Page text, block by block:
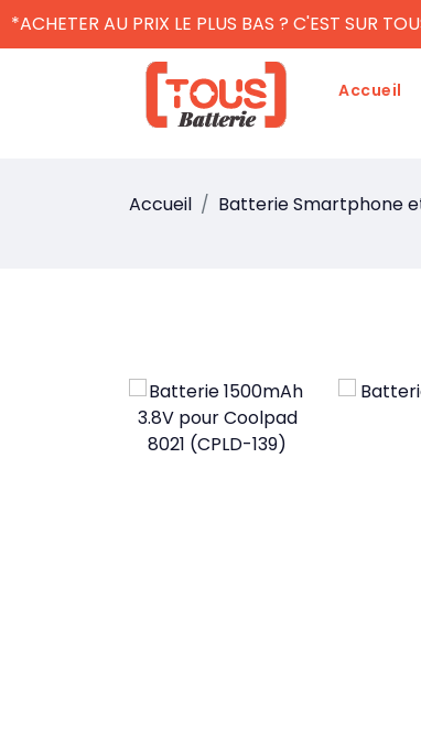
*ACHETER AU PRIX LE PLUS BAS ? C'EST SUR
Accueil
Accueil Batterie Smartphone